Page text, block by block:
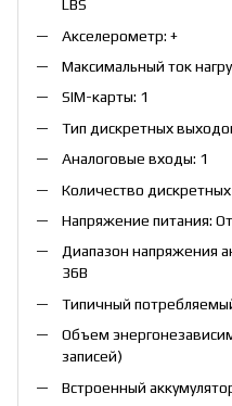
LBS
Акселерометр: +
Максимальный ток
SIM-карты: 1
Тип дискретных
Аналоговые входы: 1
Количество
Напряжение питания:
Диапазон напряжения
36В
Типичный
Объем
записей)
Встроенный